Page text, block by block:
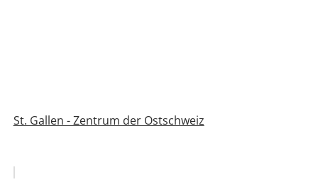
St. Gallen - Zentrum der Ostschweiz